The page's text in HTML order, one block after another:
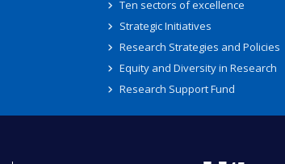
Ten sectors of excellence
Strategic Initiatives
Research Strategies and Policies
Equity and Diversity in Research
Research Support Fund